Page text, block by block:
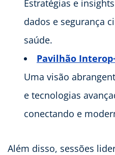
Estratégias e
dados e segurança
saúde.
Pavilhão
Uma visão
e tecnologias
conectando e
Além disso, sessões